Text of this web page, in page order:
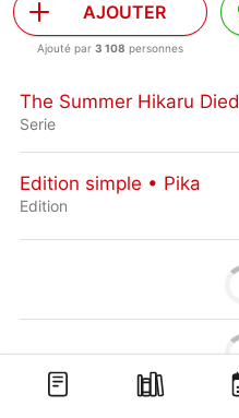
AJOUTER
Ajouté par 3 108 personnes
The Summer Hikaru Died
Serie
Edition simple • Pika
Edition